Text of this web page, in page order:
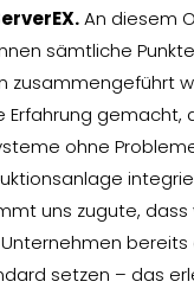
An diesem
sämtliche
zusammengeführt
Erfahrung gemacht,
ohne
uns zugute, dass
bereits
setzen – das